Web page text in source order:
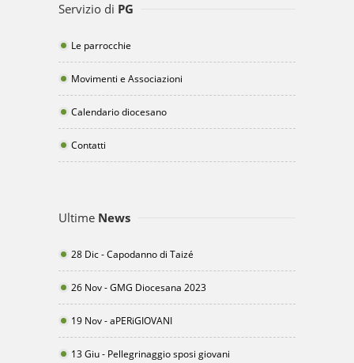
Servizio di PG
Le parrocchie
Movimenti e Associazioni
Calendario diocesano
Contatti
Ultime News
28 Dic - Capodanno di Taizé
26 Nov - GMG Diocesana 2023
19 Nov - aPERiGIOVANI
13 Giu - Pellegrinaggio sposi giovani